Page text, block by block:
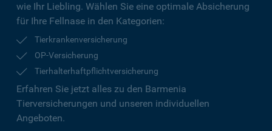
wie Ihr Liebling. Wählen Sie eine optimale Absicherung
für Ihre Fellnase in den Kategorien:
Tierkrankenversicherung
OP-Versicherung
Tierhalterhaftpflichtversicherung
Erfahren Sie jetzt alles zu den Barmenia
Tierversicherungen und unseren individuellen
Angeboten.